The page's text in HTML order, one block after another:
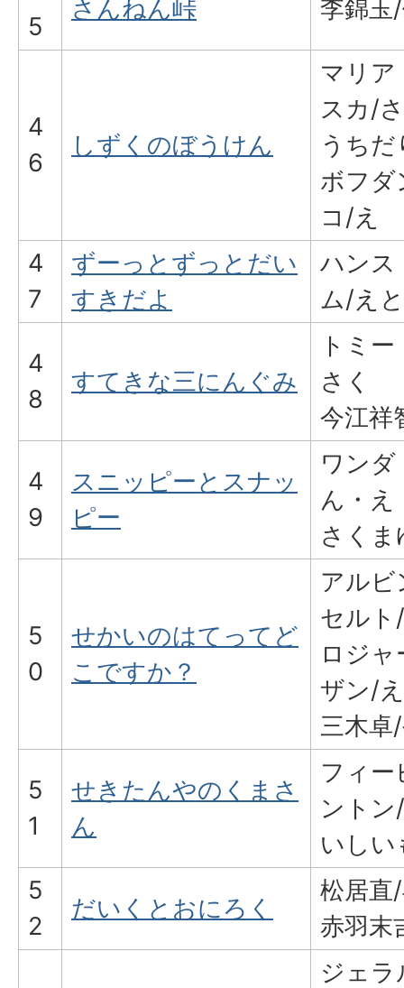
5
さんねん峠 李錦玉
4
6
しずくのぼうけん
マリア
スカ/
うち
ボフダ
コ/え
4
7
ずーっとずっとだい
すきだよ
ハンス
ム/え
4
8
すてきな三にんぐみ
トミ
さく
今江祥
4
9
スニッピーとスナッ
ピー
ワン
ん・え
さく
5
0
せかいのはてってど
こですか？
アルビ
セルト
ロジ
ザン/え
三木卓
5
1
せきたんやのくまさ
ん
フィー
ント
いし
5
2
だいくとおにろく
松居直
赤羽末
ジェ